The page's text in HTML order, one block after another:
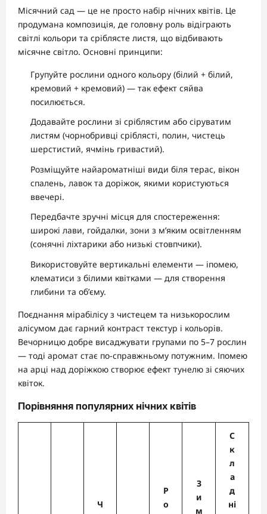
Місячний сад — це не просто набір нічних квітів. Це
продумана композиція, де головну роль відіграють
світлі кольори та сріблясте листя, що відбивають
місячне світло. Основні принципи:
Групуйте рослини одного кольору (білий + білий,
кремовий + кремовий) — так ефект сяйва
посилюється.
Додавайте рослини зі сріблястим або сіруватим
листям (чорнобривці сріблясті, полин, чистець
шерстистий, ячмінь гривастий).
Розміщуйте найароматніші види біля терас, вікон
спалень, лавок та доріжок, якими користуються
ввечері.
Передбачте зручні місця для спостереження:
широкі лави, гойдалки, зони з м’яким освітленням
(сонячні ліхтарики або низькі стовпчики).
Використовуйте вертикальні елементи — іпомею,
клематиси з білими квітками — для створення
глибини та об’єму.
Поєднання мірабілісу з чистецем та низькорослим
алісумом дає гарний контраст текстур і кольорів.
Вечорницю добре висаджувати групами по 5–7 рослин
— тоді аромат стає по-справжньому потужним. Іпомею
на арці над доріжкою створює ефект тунелю зі сяючих
квіток.
Порівняння популярних нічних квітів
Ч
Р
о
З
и
м
С
к
л
а
д
ні